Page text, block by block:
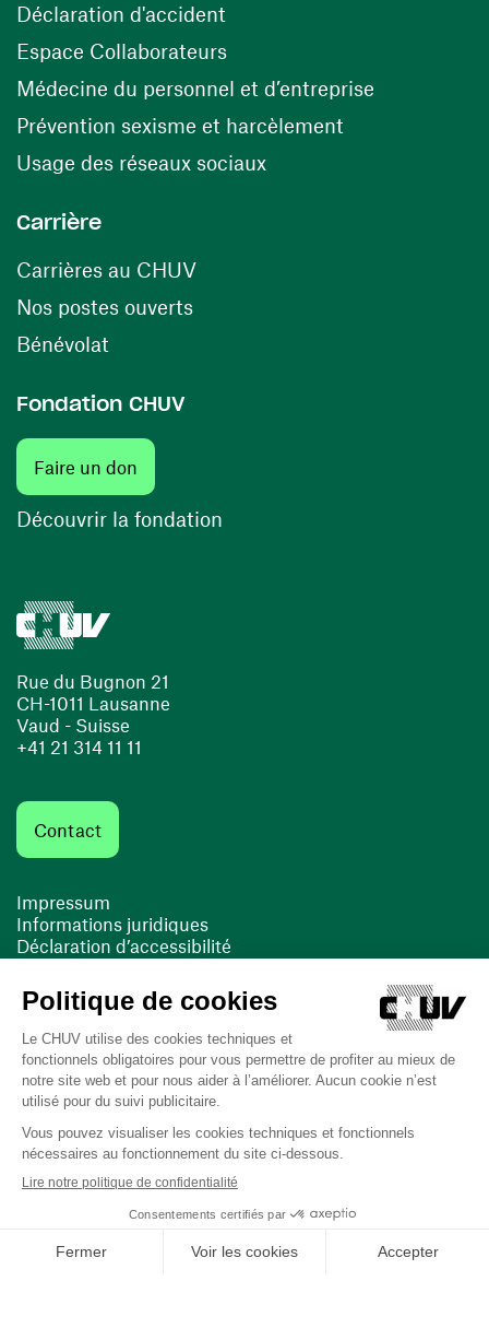
Rue du Bugnon 21
CH-1011 Lausanne
Vaud - Suisse
+41 21 314 11 11
Contact
Impressum
Informations juridiques
Déclaration d’accessibilité
Cookies
(ouvre une nouvelle fenêtre)
(ouvre une nouvelle fenêtre)
Dernière mise à jour le 13/08/2025 à 10:19
Déclaration d'accident
Espace Collaborateurs(ouvre une nouvelle fenêtre)
Médecine du personnel et d’entreprise
Prévention sexisme et harcèlement
Usage des réseaux sociaux(ouvre une nouvelle
Carrière
Carrières au CHUV(ouvre une nouvelle fenêtre)
Nos postes ouverts(ouvre une nouvelle fenêtre)
Bénévolat
Fondation CHUV
Faire un don
Découvrir la fondation